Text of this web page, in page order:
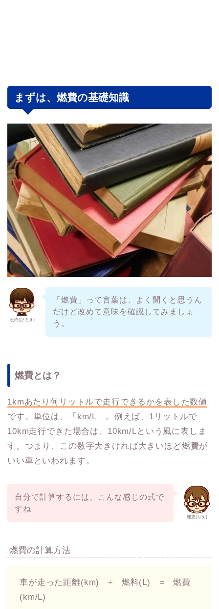
まずは、燃費の基礎知識
宏樹(ひろき)
「燃費」って言葉は、よく聞くと思うん
だけど改めて意味を確認してみましょ
う。
燃費とは？
1kmあたり何リットルで走行できるかを表した数値
です。単位は、「km/L」。例えば、1リットルで
10km走行できた場合は、10km/Lという風に表しま
す。つまり、この数字大きければ大きいほど燃費が
いい車といわれます。
理恵(りえ)
自分で計算するには、こんな感じの式で
すね
燃費の計算方法
車が走った距離(km) ÷ 燃料(L) = 燃費
(km/L)